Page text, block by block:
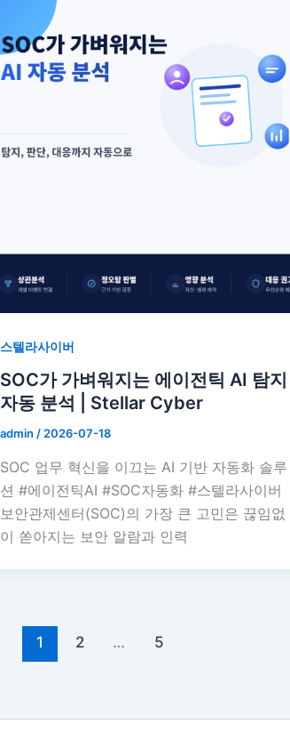
스텔라사이버
SOC가 가벼워지는 에이전틱 AI 탐지
자동 분석 | Stellar Cyber
admin /2026-07-18
SOC 업무 혁신을 이끄는 AI 기반 자동화 솔루
션 #에이전틱AI #SOC자동화 #스텔라사이버
보안관제센터(SOC)의 가장 큰 고민은 끊임없
이 쏟아지는 보안 알람과 인력
1 2 … 5